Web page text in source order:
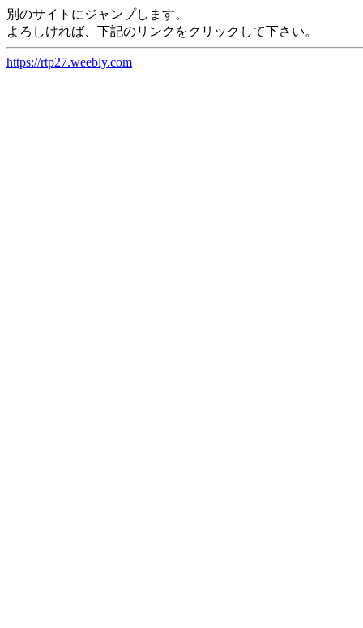
別のサイトにジャンプします。
よろしければ、下記のリンクをクリックして下さい。
https://rtp27.weebly.com